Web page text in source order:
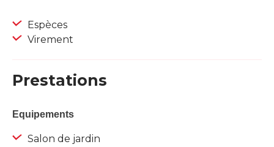
Espèces
Virement
Prestations
Equipements
Salon de jardin